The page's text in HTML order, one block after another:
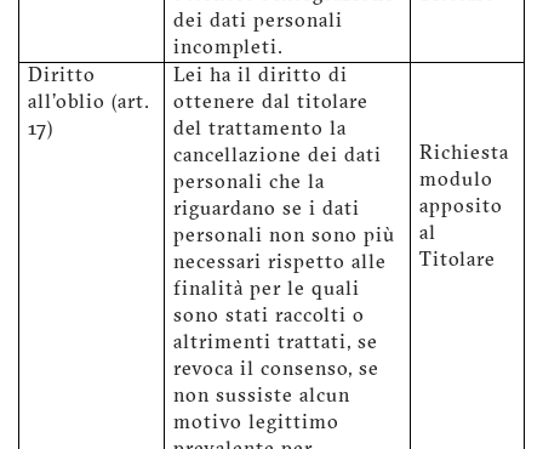
dei dati personali
incompleti.
Diritto
all'oblio (art.
17)
Lei ha il diritto di
ottenere dal titolare
del trattamento la
cancellazione dei dati
personali che la
riguardano se i dati
personali non sono più
necessari rispetto alle
finalità per le quali
sono stati raccolti o
altrimenti trattati, se
revoca il consenso, se
non sussiste alcun
motivo legittimo
Richiesta
modulo
apposito
al
Titolare